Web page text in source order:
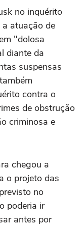
no inquérito
atuação de
"dolosa
diante da
suspensas
contra o
de obstrução
criminosa e
chegou a
o projeto das
no
poderia ir
antes por